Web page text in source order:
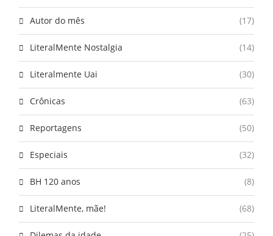
Autor do mês (17)
LiteralMente Nostalgia (14)
Literalmente Uai (30)
Crônicas (63)
Reportagens (50)
Especiais (32)
BH 120 anos (8)
LiteralMente, mãe! (68)